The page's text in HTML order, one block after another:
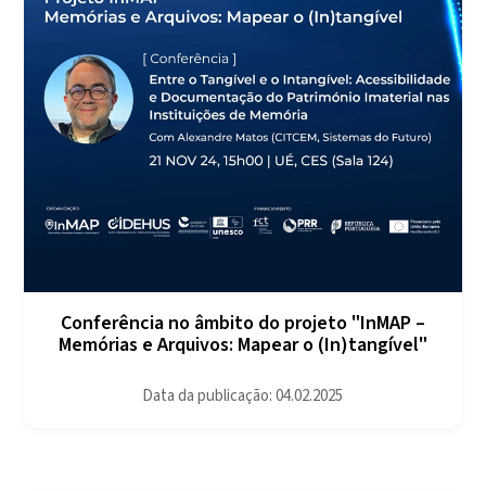
Conferência no âmbito do projeto "InMAP –
Memórias e Arquivos: Mapear o (In)tangível"
Data da publicação: 04.02.2025